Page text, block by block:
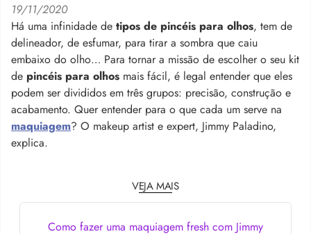
19/11/2020
Há uma infinidade de tipos de pincéis para olhos, tem de
delineador, de esfumar, para tirar a sombra que caiu
embaixo do olho… Para tornar a missão de escolher o seu kit
de pincéis para olhos mais fácil, é legal entender que eles
podem ser divididos em três grupos: precisão, construção e
acabamento. Quer entender para o que cada um serve na
maquiagem? O makeup artist e expert, Jimmy Paladino,
explica.
VEJA MAIS
Como fazer uma maquiagem fresh com Jimmy